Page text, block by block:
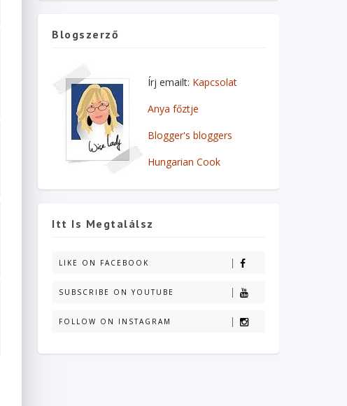
Blogszerző
Írj emailt: Kapcsolat
Anya főztje
Blogger's bloggers
Hungarian Cook
Itt Is Megtalálsz
LIKE ON FACEBOOK
SUBSCRIBE ON YOUTUBE
FOLLOW ON INSTAGRAM